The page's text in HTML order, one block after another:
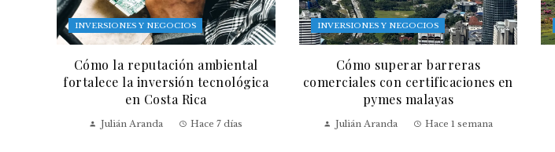
INVERSIONES Y NEGOCIOS
Cómo la reputación ambiental
fortalece la inversión tecnológica
en Costa Rica
Julián Aranda Hace 7 días
INVERSIONES Y NEGOCIOS
Cómo superar barreras
comerciales con certificaciones en
pymes malayas
Julián Aranda Hace 1 semana